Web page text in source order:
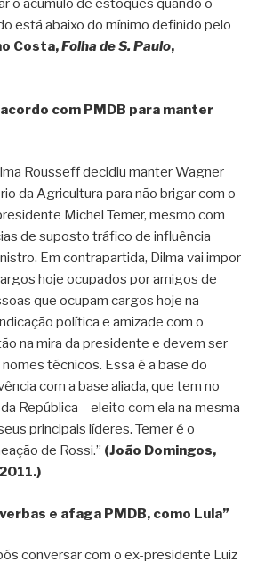
o acúmulo de estoques quando o
está abaixo do mínimo definido pelo
Costa,Folha de S. Paulo,
com PMDB para manter
Rousseff decidiu manter Wagner
da Agricultura para não brigar com o
Michel Temer, mesmo com
de suposto tráfico de influência
Em contrapartida, Dilma vai impor
hoje ocupados por amigos de
que ocupam cargos hoje na
política e amizade com o
na mira da presidente e devem ser
técnicos. Essa é a base do
com a base aliada, que tem no
República – eleito com ela na mesma
principais líderes. Temer é o
de Rossi.” (João Domingos,
e afaga PMDB, como Lula”
conversar com o ex-presidente Luiz